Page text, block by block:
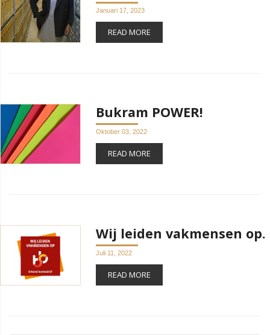
Januari 17, 2023
READ MORE
Bukram POWER!
Oktober 03, 2022
READ MORE
Wij leiden vakmensen op.
Juli 11, 2022
READ MORE